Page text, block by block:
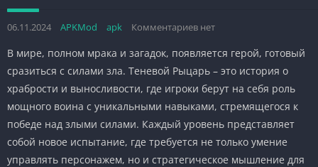
06.11.2024 APKMod apk Комментариев нет
В мире, полном мрака и загадок, появляется герой, готовый
сразиться с силами зла. Теневой Рыцарь – это история о
храбрости и выносливости, где игроки берут на себя роль
мощного воина с уникальными навыками, стремящегося к
победе над злыми силами. Каждый уровень представляет
собой новое испытание, где требуется не только умение
управлять персонажем, но и стратегическое мышление для